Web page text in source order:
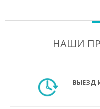
НАШИ
ВЫЕЗД